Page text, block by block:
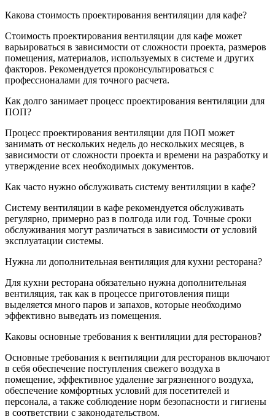
Какова стоимость проектирования вентиляции для кафе?
Стоимость проектирования вентиляции для кафе может
варьироваться в зависимости от сложности проекта, размеров
помещения, материалов, используемых в системе и других
факторов. Рекомендуется проконсультироваться с
профессионалами для точного расчета.
Как долго занимает процесс проектирования вентиляции для
ПОП?
Процесс проектирования вентиляции для ПОП может
занимать от нескольких недель до нескольких месяцев, в
зависимости от сложности проекта и времени на разработку и
утверждение всех необходимых документов.
Как часто нужно обслуживать систему вентиляции в кафе?
Систему вентиляции в кафе рекомендуется обслуживать
регулярно, примерно раз в полгода или год. Точные сроки
обслуживания могут различаться в зависимости от условий
эксплуатации системы.
Нужна ли дополнительная вентиляция для кухни ресторана?
Для кухни ресторана обязательно нужна дополнительная
вентиляция, так как в процессе приготовления пищи
выделяется много паров и запахов, которые необходимо
эффективно выведать из помещения.
Каковы основные требования к вентиляции для ресторанов?
Основные требования к вентиляции для ресторанов включают
в себя обеспечение поступления свежего воздуха в
помещение, эффективное удаление загрязненного воздуха,
обеспечение комфортных условий для посетителей и
персонала, а также соблюдение норм безопасности и гигиены
в соответствии с законодательством.